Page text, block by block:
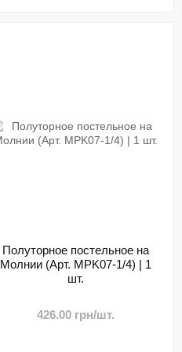
Полуторное постельное на
Молнии (Арт. MPK07-1/4) | 1
шт.
426.00 грн/шт.